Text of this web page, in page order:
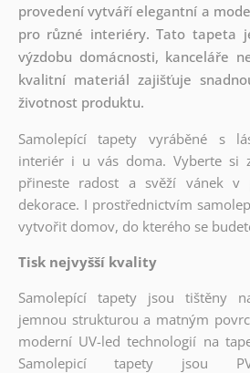
provedení vytváří elegantní a
pro různé interiéry. Tato tapeta
výzdobu domácnosti, kanceláře
kvalitní materiál zajišťuje
životnost produktu.
Samolepící tapety vyráběné s
interiér i u vás doma. Vyberte si
přineste radost a svěží vánek v
dekorace. I prostřednictvím
vytvořit domov, do kterého se
Tisk nejvyšší kvality
Samolepící tapety jsou tištěny
jemnou strukturou a matným
moderní UV-led technologií na
Samolepicí tapety jsou